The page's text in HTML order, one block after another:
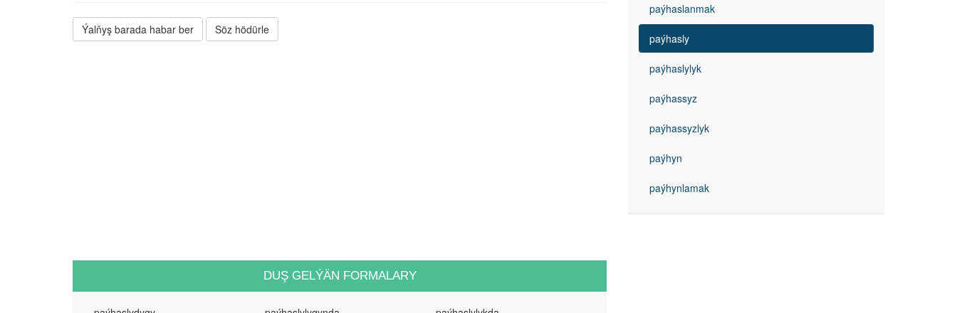
Ýalňyş barada habar ber Söz hödürle
DUŞ GELÝÄN FORMALARY
paýhaslanmak
paýhasly
paýhaslylyk
paýhassyz
paýhassyzlyk
paýhyn
paýhynlamak